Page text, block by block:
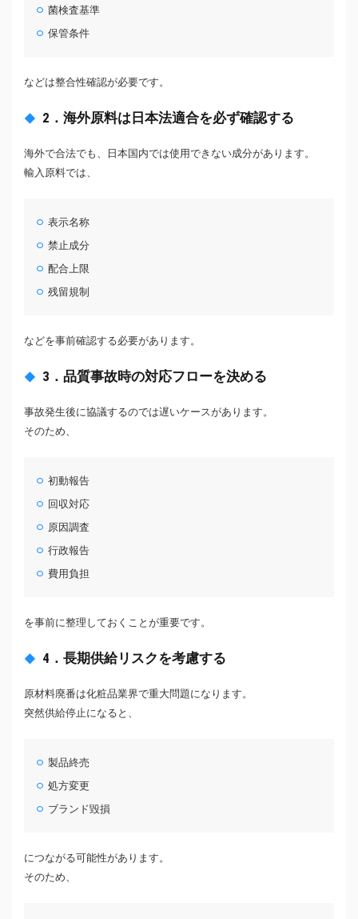
菌検査基準
保管条件
などは整合性確認が必要です。
2．海外原料は日本法適合を必ず確認する
海外で合法でも、日本国内では使用できない成分があります。
輸入原料では、
表示名称
禁止成分
配合上限
残留規制
などを事前確認する必要があります。
3．品質事故時の対応フローを決める
事故発生後に協議するのでは遅いケースがあります。
そのため、
初動報告
回収対応
原因調査
行政報告
費用負担
を事前に整理しておくことが重要です。
4．長期供給リスクを考慮する
原材料廃番は化粧品業界で重大問題になります。
突然供給停止になると、
製品終売
処方変更
ブランド毀損
につながる可能性があります。
そのため、